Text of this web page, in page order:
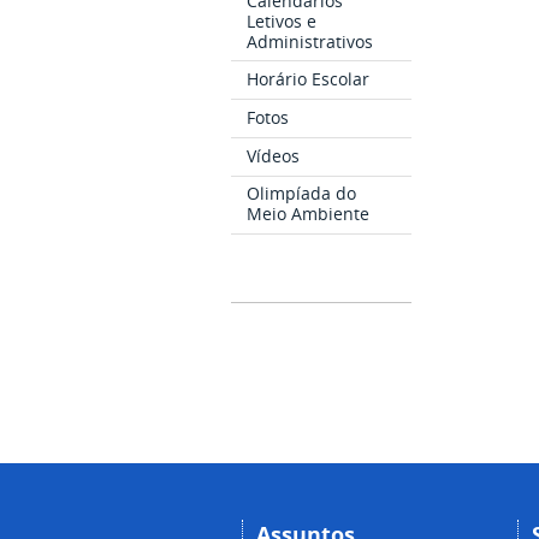
Letivos e
Administrativos
Horário Escolar
Fotos
Vídeos
Olimpíada do
Meio Ambiente